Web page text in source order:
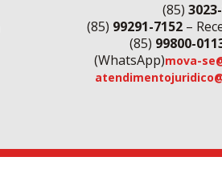
(85)
(85) 99291-7152–
(85) 99800-
(WhatsApp)mova-